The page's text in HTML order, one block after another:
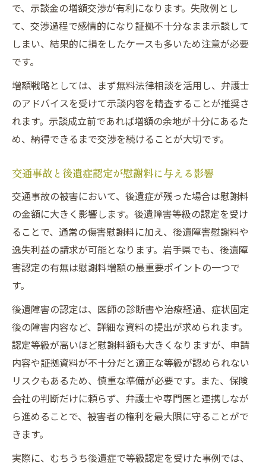
で、示談金の増額交渉が有利になります。失敗例とし
て、交渉過程で感情的になり証拠不十分なまま示談して
しまい、結果的に損をしたケースも多いため注意が必要
です。
増額戦略としては、まず無料法律相談を活用し、弁護士
のアドバイスを受けて示談内容を精査することが推奨さ
れます。示談成立前であれば増額の余地が十分にあるた
め、納得できるまで交渉を続けることが大切です。
交通事故と後遺症認定が慰謝料に与える影響
交通事故の被害において、後遺症が残った場合は慰謝料
の金額に大きく影響します。後遺障害等級の認定を受け
ることで、通常の傷害慰謝料に加え、後遺障害慰謝料や
逸失利益の請求が可能となります。岩手県でも、後遺障
害認定の有無は慰謝料増額の最重要ポイントの一つで
す。
後遺障害の認定は、医師の診断書や治療経過、症状固定
後の障害内容など、詳細な資料の提出が求められます。
認定等級が高いほど慰謝料額も大きくなりますが、申請
内容や証拠資料が不十分だと適正な等級が認められない
リスクもあるため、慎重な準備が必要です。また、保険
会社の判断だけに頼らず、弁護士や専門医と連携しなが
ら進めることで、被害者の権利を最大限に守ることがで
きます。
実際に、むちうち後遺症で等級認定を受けた事例では、